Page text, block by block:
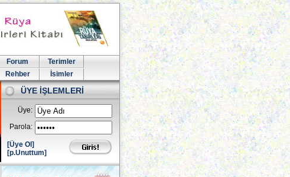
Forum
Terimler
Rehber İsimler
ÜYE İŞLEMLERİ
Üye:
Parola:
[Üye Ol]
[p.Unuttum]